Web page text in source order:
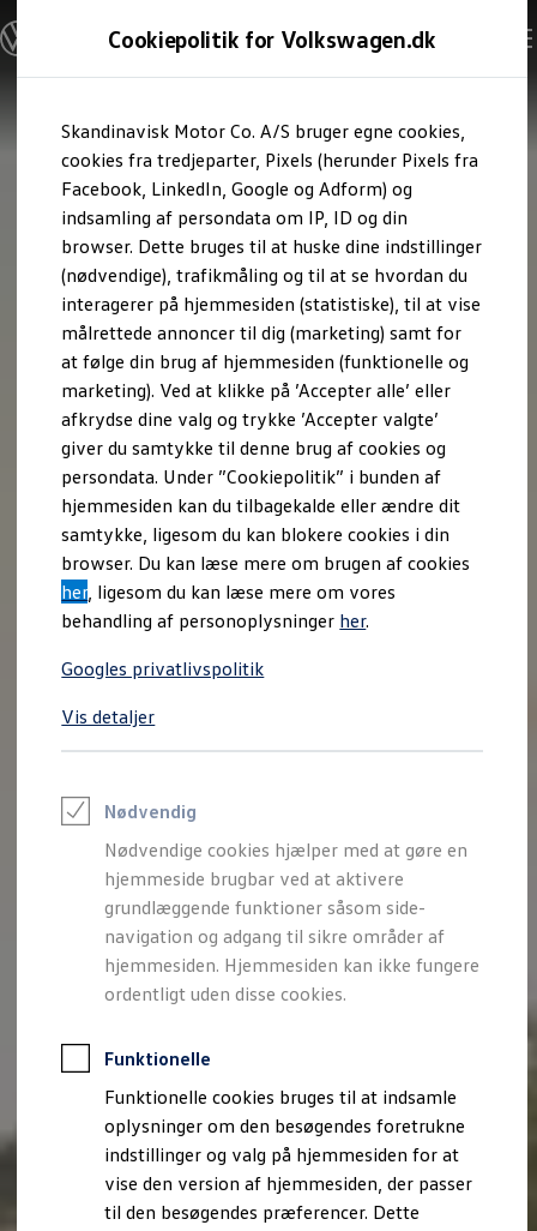
Cookiepolitik for Volkswagen.dk
Skandinavisk Motor Co. A/S bruger egne cookies,
cookies fra tredjeparter, Pixels (herunder Pixels fra
Facebook, LinkedIn, Google og Adform) og
indsamling af persondata om IP, ID og din
browser. Dette bruges til at huske dine indstillinger
(nødvendige), trafikmåling og til at se hvordan du
interagerer på hjemmesiden (statistiske), til at vise
målrettede annoncer til dig (marketing) samt for
at følge din brug af hjemmesiden (funktionelle og
marketing). Ved at klikke på ’Accepter alle’ eller
afkrydse dine valg og trykke ’Accepter valgte’
giver du samtykke til denne brug af cookies og
persondata. Under ”Cookiepolitik” i bunden af
hjemmesiden kan du tilbagekalde eller ændre dit
samtykke, ligesom du kan blokere cookies i din
browser. Du kan læse mere om brugen af cookies
her, ligesom du kan læse mere om vores
behandling af personoplysninger her.
Googles privatlivspolitik
Vis detaljer
Nødvendig
Nødvendige cookies hjælper med at gøre en
hjemmeside brugbar ved at aktivere
grundlæggende funktioner såsom side-
navigation og adgang til sikre områder af
hjemmesiden. Hjemmesiden kan ikke fungere
ordentligt uden disse cookies.
Funktionelle
Funktionelle cookies bruges til at indsamle
oplysninger om den besøgendes foretrukne
indstillinger og valg på hjemmesiden for at
vise den version af hjemmesiden, der passer
til den besøgendes præferencer. Dette
hovedindhold
footer
Modeller og konfigurator
Byg din Volkswagen
Alle modeller
Kend din Volkswagen
Erhvervsbiler
Værktøjskassen
ConnectedFleet
Service
California on Tour app
Elektriske biler
Elbiler
ID. Polo
ID. Cross
ID.3 Neo
ID.4
ID.5
ID.7
ID.7 Tourer
ID. Buzz
Konceptbiler
ID. EVERY1
ID. 2all & ID. GTI
Varebiler på el
Elektromobilitet i dagligdagen
Eldrevne modeller
ID. Buzz Cargo
Opladning og Rækkevidde
Opladning med Clever
Opladning med Clever - Erhvervsbiler
Udregn din rækkevidde
Lær din ID. at kende
Varmepumpe
Energieffektivitet
Teaser Battery Regulation
Software og konnektivitet
ID. Software 6.0
ID.- softwareversioner og opdateringer
Grænseflader til din ID.
Køb og leasing
Lagerbiler til hurtig levering
Book en prøvetur
Bestil et tilbud
Brugte biler
Pendlerleasing
Budgetberegner
Firmabil
Vejen til en ny Volkswagen
Online Privatleasing